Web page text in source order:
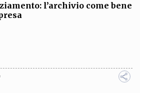
l’archivio come bene